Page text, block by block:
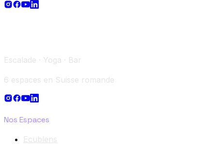
Escalade · Yoga · Bar
6 espaces en Suisse romande
Nos Espaces
Ecublens